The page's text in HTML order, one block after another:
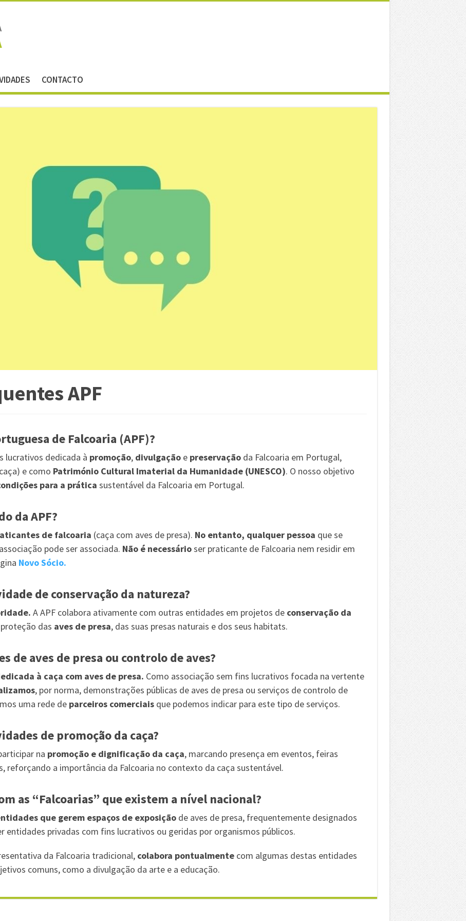
CONTACTO
APF
de Falcoaria (APF)?
lucrativos dedicada à promoção, divulgaçãoe preservaçãoda Falcoaria em Portugal,
e como Património Cultural Imaterial da Humanidade (UNESCO). O nosso objetivo
para a prática sustentável da Falcoaria em Portugal.
da APF?
de falcoaria (caça com aves de presa). No entanto, qualquer pessoa que se
pode ser associada. Não é necessárioser praticante de Falcoaria nem residir em
Novo Sócio.
de conservação da natureza?
A APF colabora ativamente com outras entidades em projetos de conservação da
das aves de presa, das suas presas naturais e dos seus habitats.
de aves de presa ou controlo de aves?
à caça com aves de presa. Como associação sem fins lucrativos focada na vertente
, por norma, demonstrações públicas de aves de presa ou serviços de controlo de
uma rede de parceiros comerciaisque podemos indicar para este tipo de serviços.
de promoção da caça?
na promoção e dignificação da caça, marcando presença em eventos, feiras
reforçando a importância da Falcoaria no contexto da caça sustentável.
as “Falcoarias” que existem a nível nacional?
que gerem espaços de exposiçãode aves de presa, frequentemente designados
entidades privadas com fins lucrativos ou geridas por organismos públicos.
da Falcoaria tradicional, colabora pontualmentecom algumas destas entidades
comuns, como a divulgação da arte e a educação.